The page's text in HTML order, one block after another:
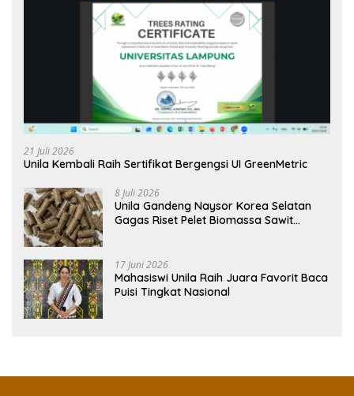
21 Juli 2026
Unila Kembali Raih Sertifikat Bergengsi UI GreenMetric
8 Juli 2026
Unila Gandeng Naysor Korea Selatan
Gagas Riset Pelet Biomassa Sawit
17 Juni 2026
Mahasiswi Unila Raih Juara Favorit Baca
Puisi Tingkat Nasional